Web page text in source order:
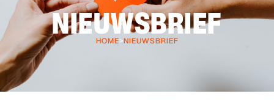
NIEUWSBRIEF
HOME>NIEUWSBRIEF